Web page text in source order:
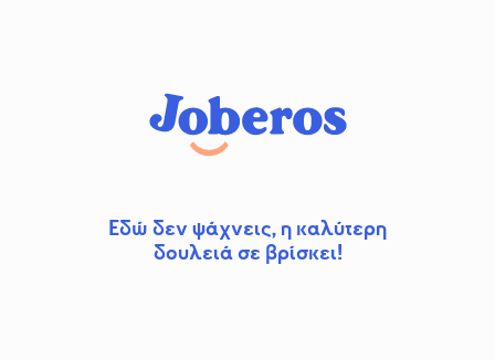
Εδώ δεν ψάχνεις, η καλύτερη
δουλειά σε βρίσκει!